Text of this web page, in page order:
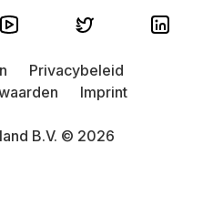
B.V. © 2026
Privacybeleid
Imprint